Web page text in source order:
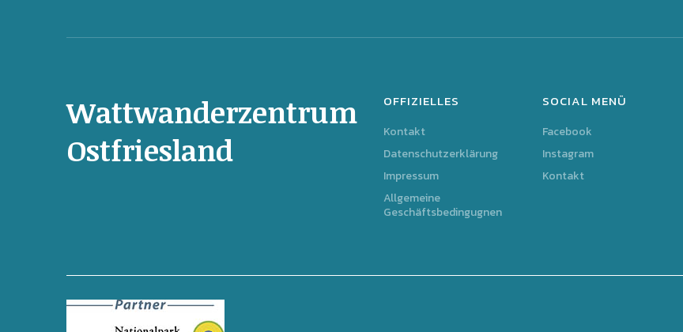
Wattwanderzentrum
Ostfriesland
OFFIZIELLES
Kontakt
Datenschutzerklärung
Impressum
Allgemeine
Geschäftsbedingugnen
SOCIAL MENÜ
Facebook
Instagram
Kontakt